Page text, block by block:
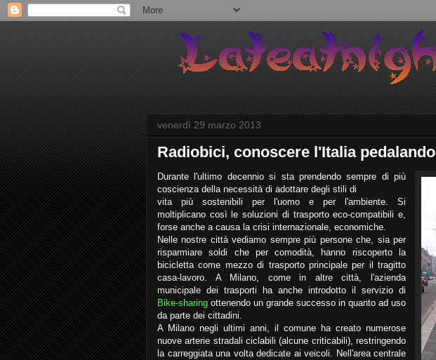
venerdì 29 marzo 2013
Radiobici, conoscere l'Italia pedalando
Durante l'ultimo decennio si sta prendendo sempre di più
coscienza della necessità di adottare degli stili di
vita più sostenibili per l'uomo e per l'ambiente. Si
moltiplicano così le soluzioni di trasporto eco-compatibili e,
forse anche a causa la crisi internazionale, economiche.
Nelle nostre città vediamo sempre più persone che, sia per
risparmiare soldi che per comodità, hanno riscoperto la
bicicletta come mezzo di trasporto principale per il tragitto
casa-lavoro. A Milano, come in altre città, l'azienda
municipale dei trasporti ha anche introdotto il servizio di
Bike-sharing ottenendo un grande successo in quanto ad uso
da parte dei cittadini.
A Milano negli ultimi anni, il comune ha creato numerose
nuove arterie stradali ciclabili (alcune criticabili), restringendo
la carreggiata una volta dedicate ai veicoli. Nell'area centrale